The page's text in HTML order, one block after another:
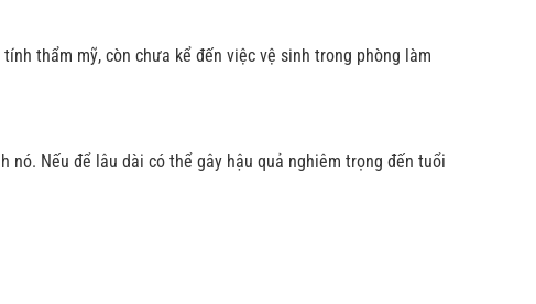
thẩm mỹ, còn chưa kể đến việc vệ sinh trong phòng làm
nó. Nếu để lâu dài có thể gây hậu quả nghiêm trọng đến tuổi